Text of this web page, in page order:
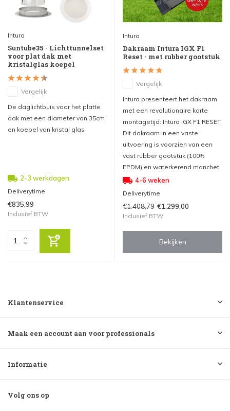
Intura
Suntube35 - Lichttunnelset
voor plat dak met
kristalglas koepel
Vergelijk
De daglichtbuis voor het platte
dak met een diameter van 35cm
en koepel van kristal glas
2-3 werkdagen
Deliverytime
€835,99
Inclusief BTW
Intura
Dakraam Intura IGX F1
Reset - met rubber gootstuk
Vergelijk
Intura presenteert het dakraam
met een revolutionaire korte
montagetijd: Intura IGX F1 RESET.
Dit dakraam in een vaste
uitvoering is voorzien van een
vast rubber gootstuk (100%
EPDM) en waterkerend manchet.
4-6 weken
Deliverytime
€1.408,79 €1.299,00
Inclusief BTW
Bekijken
Klantenservice
Maak een account aan voor professionals
Informatie
Volg ons op